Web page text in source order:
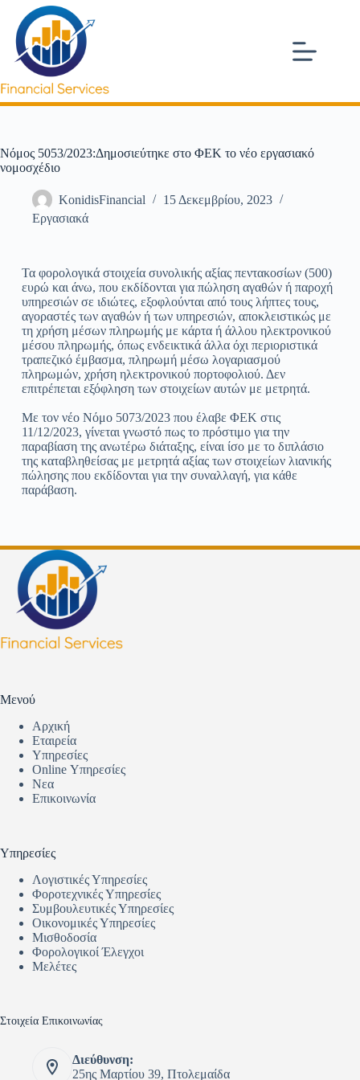
Νόμος 5053/2023:Δημοσιεύτηκε στο ΦΕΚ το νέο εργασιακό
νομοσχέδιο
KonidisFinancial
15 Δεκεμβρίου, 2023
Εργασιακά
Τα φορολογικά στοιχεία συνολικής αξίας πεντακοσίων (500)
ευρώ και άνω, που εκδίδονται για πώληση αγαθών ή παροχή
υπηρεσιών σε ιδιώτες, εξοφλούνται από τους λήπτες τους,
αγοραστές των αγαθών ή των υπηρεσιών, αποκλειστικώς με
τη χρήση μέσων πληρωμής με κάρτα ή άλλου ηλεκτρονικού
μέσου πληρωμής, όπως ενδεικτικά άλλα όχι περιοριστικά
τραπεζικό έμβασμα, πληρωμή μέσω λογαριασμού
πληρωμών, χρήση ηλεκτρονικού πορτοφολιού. Δεν
επιτρέπεται εξόφληση των στοιχείων αυτών με μετρητά.
Με τον νέο Νόμο 5073/2023 που έλαβε ΦΕΚ στις
11/12/2023, γίνεται γνωστό πως το πρόστιμο για την
παραβίαση της ανωτέρω διάταξης, είναι ίσο με το διπλάσιο
της καταβληθείσας με μετρητά αξίας των στοιχείων λιανικής
πώλησης που εκδίδονται για την συναλλαγή, για κάθε
παράβαση.
Μενού
Αρχική
Εταιρεία
Υπηρεσίες
Online Υπηρεσίες
Νεα
Επικοινωνία
Υπηρεσίες
Λογιστικές Υπηρεσίες
Φοροτεχνικές Υπηρεσίες
Συμβουλευτικές Υπηρεσίες
Οικονομικές Υπηρεσίες
Μισθοδοσία
Φορολογικοί Έλεγχοι
Μελέτες
Στοιχεία Επικοινωνίας
Διεύθυνση:
25ης Μαρτίου 39, Πτολεμαίδα